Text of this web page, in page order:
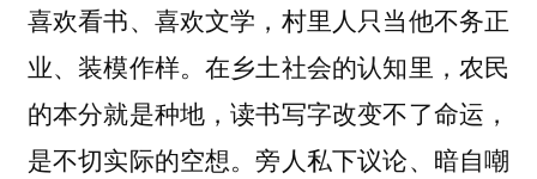
喜欢看书、喜欢文学，村里人只当他不务正
业、装模作样。在乡土社会的认知里，农民
的本分就是种地，读书写字改变不了命运，
是不切实际的空想。旁人私下议论、暗自嘲